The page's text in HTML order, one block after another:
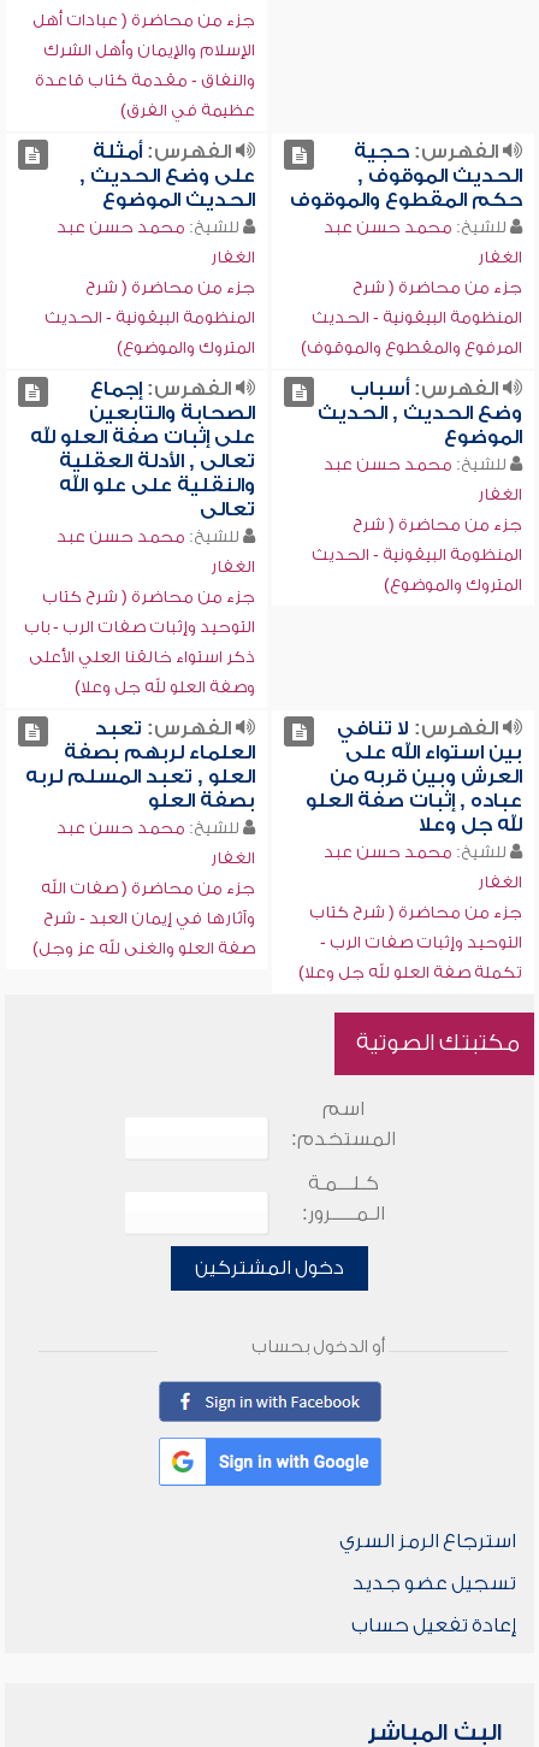
جزء من محاضرة ( عبادات أهل
الإسلام والإيمان وأهل الشرك
والنفاق - مقدمة كتاب قاعدة
عظيمة في الفرق)
الفهرس:حجية
الحديث الموقوف ,
حكم المقطوع والموقوف
للشيخ: محمد حسن عبد
الغفار
جزء من محاضرة ( شرح
المنظومة البيقونية - الحديث
المرفوع والمقطوع والموقوف)
الفهرس:أمثلة
على وضع الحديث ,
الحديث الموضوع
للشيخ: محمد حسن عبد
الغفار
جزء من محاضرة ( شرح
المنظومة البيقونية - الحديث
المتروك والموضوع)
الفهرس:أسباب
وضع الحديث , الحديث
الموضوع
للشيخ: محمد حسن عبد
الغفار
جزء من محاضرة ( شرح
المنظومة البيقونية - الحديث
المتروك والموضوع)
الفهرس:إجماع
الصحابة والتابعين
على إثبات صفة العلو لله
تعالى , الأدلة العقلية
والنقلية على علو الله
تعالى
للشيخ: محمد حسن عبد
الغفار
جزء من محاضرة ( شرح كتاب
التوحيد وإثبات صفات الرب - باب
ذكر استواء خالقنا العلي الأعلى
وصفة العلو لله جل وعلا)
الفهرس: لا تنافي
بين استواء الله على
العرش وبين قربه من
عباده , إثبات صفة العلو
لله جل وعلا
للشيخ: محمد حسن عبد
الغفار
جزء من محاضرة ( شرح كتاب
التوحيد وإثبات صفات الرب -
تكملة صفة العلو لله جل وعلا)
الفهرس: تعبد
العلماء لربهم بصفة
العلو , تعبد المسلم لربه
بصفة العلو
للشيخ: محمد حسن عبد
الغفار
جزء من محاضرة ( صفات الله
وآثارها في إيمان العبد - شرح
صفة العلو والغنى لله عز وجل)
مكتبتك الصوتية
اسم
المستخدم:
كـلـــمـة
الـمـــــرور:
دخول المشتركين
أو الدخول بحساب
استرجاع الرمز السري
تسجيل عضو جديد
إعادة تفعيل حساب
البث المباشر